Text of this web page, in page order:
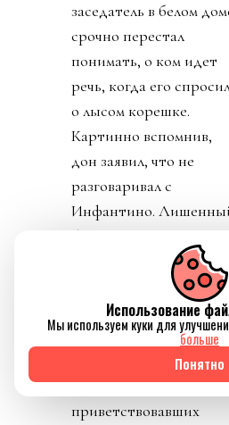
заседатель в белом
срочно перестал
понимать, о ком идет
речь, когда его
о лысом корешке.
Картинно вспомнив,
дон заявил, что не
разговаривал с
Инфантино.
благословения патрона,
скукожившийся до
размеров Волдеморта,
Джанни, скуля, начал
репостить
текст друг друга посты
федераций,
приветствовавших
Использование
Мы используем куки для
больше
Понятно